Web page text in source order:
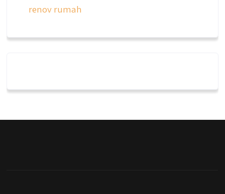
dengan budget 400an, kira kira gimana ya
renov rumah